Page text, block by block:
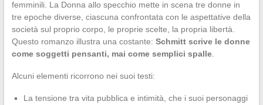
femminili. La Donna allo specchio mette in scena tre donne in
tre epoche diverse, ciascuna confrontata con le aspettative della
società sul proprio corpo, le proprie scelte, la propria libertà.
Questo romanzo illustra una costante: Schmitt scrive le donne
come soggetti pensanti, mai come semplici spalle.
Alcuni elementi ricorrono nei suoi testi:
La tensione tra vita pubblica e intimità, che i suoi personaggi